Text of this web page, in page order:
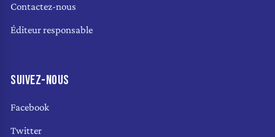
Contactez-nous
Éditeur responsable
SUIVEZ-NOUS
Facebook
Twitter